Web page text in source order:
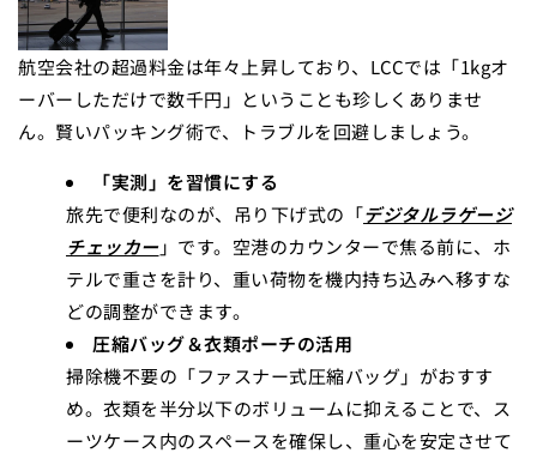
航空会社の超過料金は年々上昇しており、LCCでは「1kgオ
ーバーしただけで数千円」ということも珍しくありませ
ん。賢いパッキング術で、トラブルを回避しましょう。
「実測」を習慣にする
旅先で便利なのが、吊り下げ式の「デジタルラゲージ
チェッカー」です。空港のカウンターで焦る前に、ホ
テルで重さを計り、重い荷物を機内持ち込みへ移すな
どの調整ができます。
圧縮バッグ＆衣類ポーチの活用
掃除機不要の「ファスナー式圧縮バッグ」がおすす
め。衣類を半分以下のボリュームに抑えることで、ス
ーツケース内のスペースを確保し、重心を安定させて